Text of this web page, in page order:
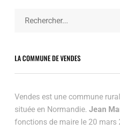
LA COMMUNE DE VENDES
Vendes est une commune
située en Normandie. Jean
fonctions de maire le 20 mars